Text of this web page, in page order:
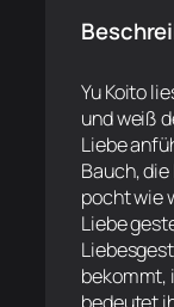
Yu Koito
und weiß
Liebe
Bauch,
pocht wie
Liebe
bekommt,